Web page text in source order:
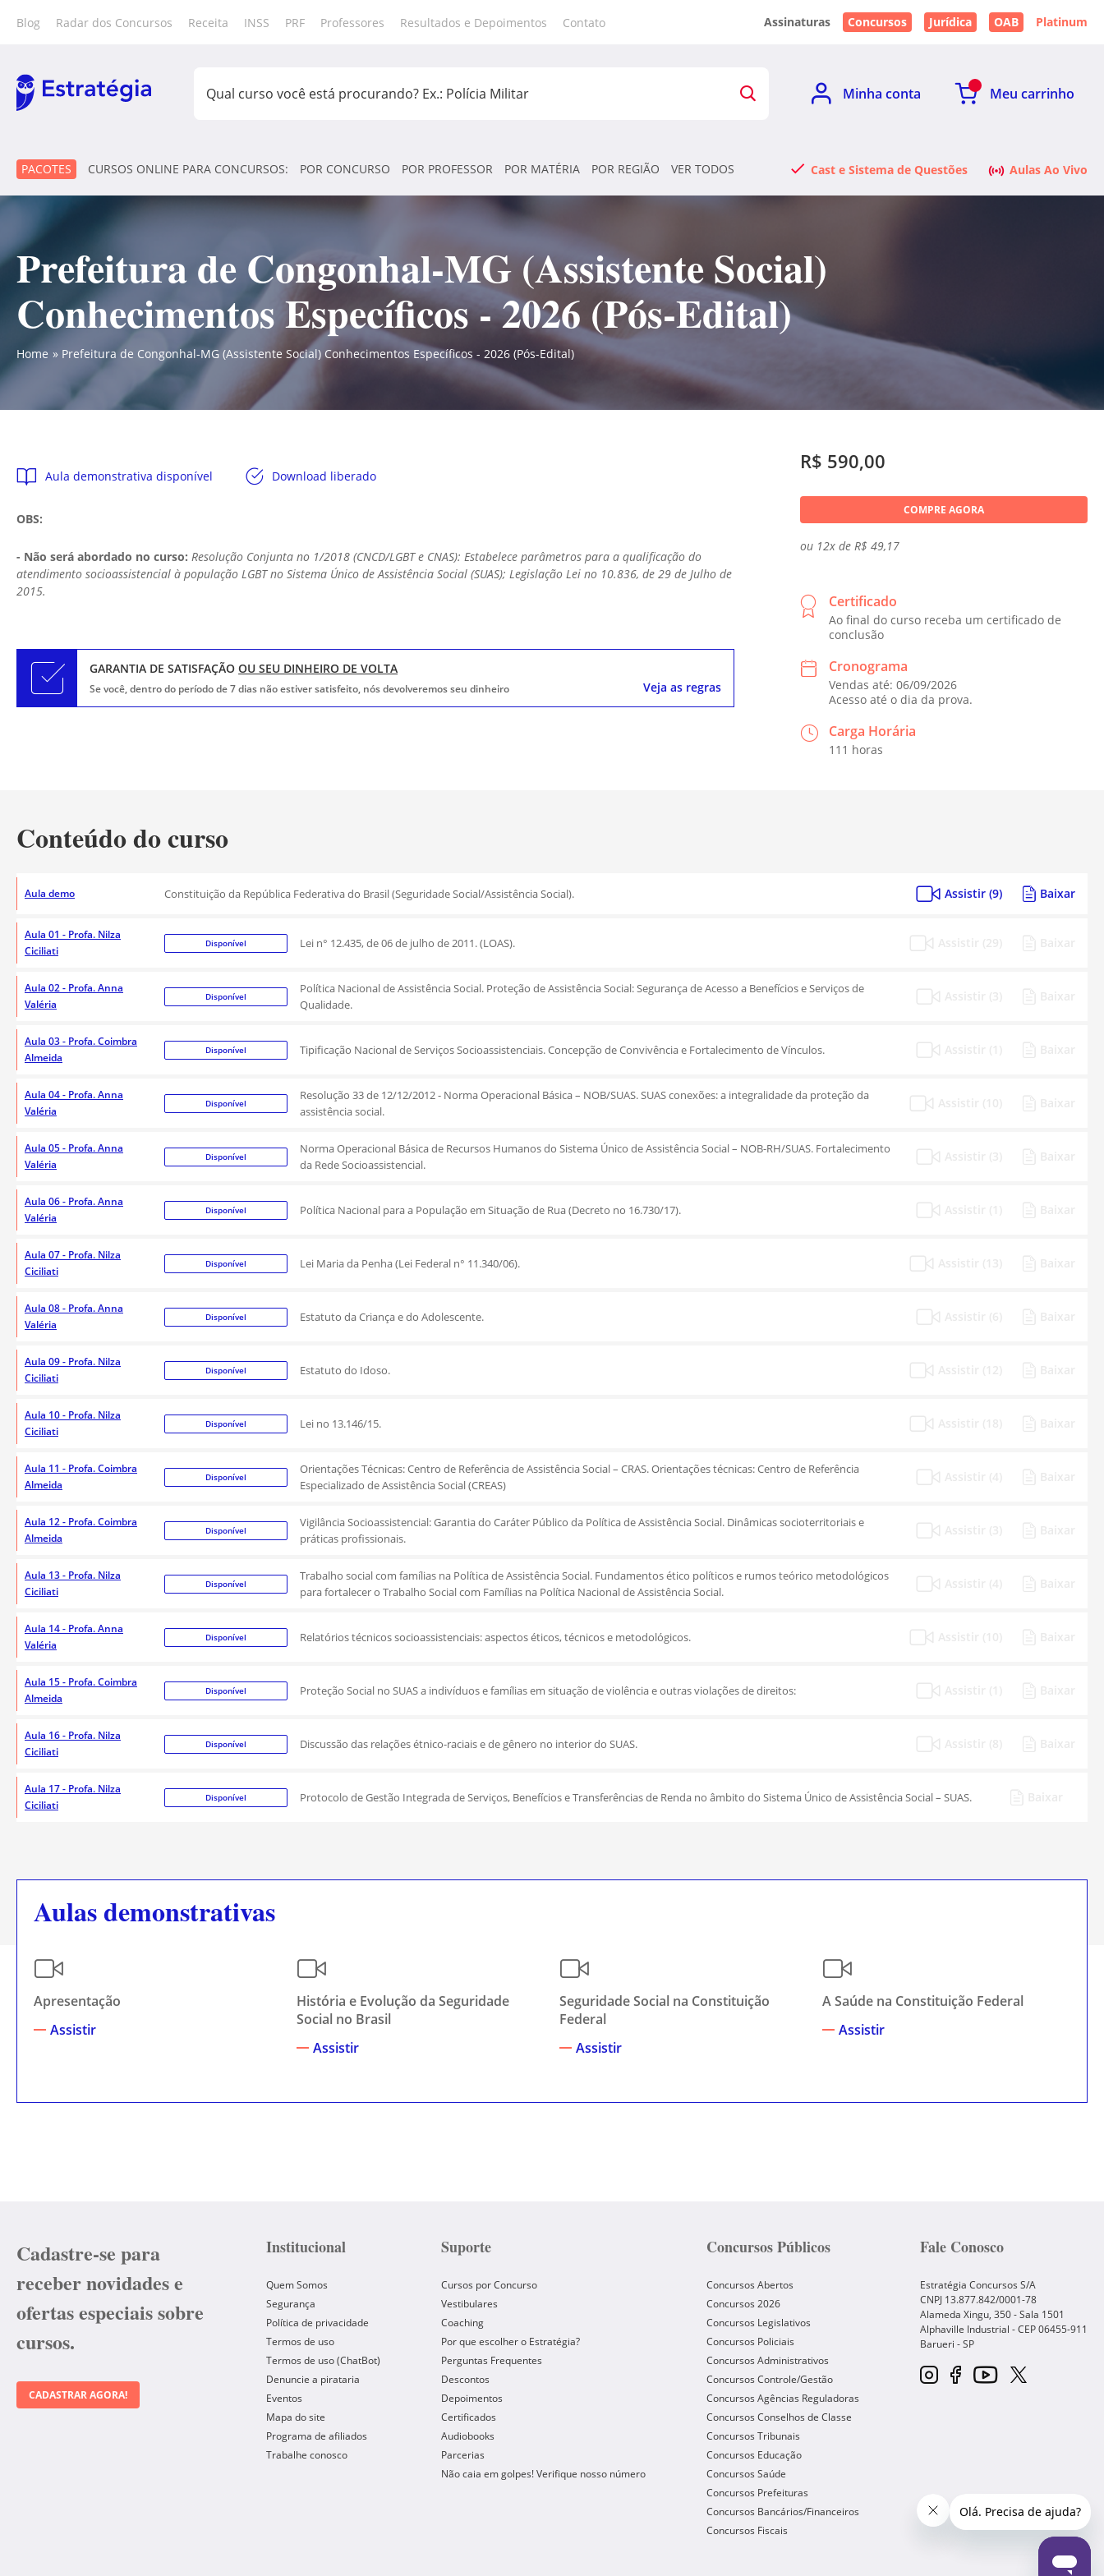
Blog Radar dos Concursos Receita INSS PRF Professores Resultados e Depoimentos Contato Assinaturas Concursos Jurídica OAB Platinum
Minha conta Meu carrinho
PACOTES CURSOS ONLINE PARA CONCURSOS: POR CONCURSO POR PROFESSOR POR MATÉRIA POR REGIÃO VER TODOS Cast e Sistema de Questões Aulas Ao Vivo
Prefeitura de Congonhal-MG (Assistente Social)
Conhecimentos Específicos - 2026 (Pós-Edital)
Home Prefeitura de Congonhal-MG (Assistente Social) Conhecimentos Específicos - 2026 (Pós-Edital)
Aula demonstrativa disponível Download liberado
OBS:
- Não será abordado no curso: Resolução Conjunta no 1/2018 (CNCD/LGBT e CNAS): Estabelece parâmetros para a qualificação do
atendimento socioassistencial à população LGBT no Sistema Único de Assistência Social (SUAS); Legislação Lei no 10.836, de 29 de Julho de
2015.
GARANTIA DE SATISFAÇÃOOU SEU DINHEIRO DE VOLTA
Se você, dentro do período de 7 dias não estiver satisfeito, nós devolveremos seu dinheiro Veja as regras
R$ 590,00
COMPRE AGORA
ou 12x de R$ 49,17
Certificado
Ao final do curso receba um certificado de
conclusão
Cronograma
Vendas até: 06/09/2026
Acesso até o dia da prova.
Carga Horária
111 horas
Conteúdo do curso
Aula demo Constituição da República Federativa do Brasil (Seguridade Social/Assistência Social). Assistir (9) Baixar
Aula 01 - Profa. Nilza
Ciciliati
Disponível Lei n° 12.435, de 06 de julho de 2011. (LOAS).
Aula 02 - Profa. Anna
Valéria
Disponível
Política Nacional de Assistência Social. Proteção de Assistência Social: Segurança de Acesso a Benefícios e Serviços de
Qualidade.
Aula 03 - Profa. Coimbra
Almeida
Disponível Tipificação Nacional de Serviços Socioassistenciais. Concepção de Convivência e Fortalecimento de Vínculos.
Aula 04 - Profa. Anna
Valéria
Disponível
Resolução 33 de 12/12/2012 - Norma Operacional Básica – NOB/SUAS. SUAS conexões: a integralidade da proteção da
assistência social.
Aula 05 - Profa. Anna
Valéria
Disponível
Norma Operacional Básica de Recursos Humanos do Sistema Único de Assistência Social – NOB-RH/SUAS. Fortalecimento
da Rede Socioassistencial.
Aula 06 - Profa. Anna
Valéria
Disponível Política Nacional para a População em Situação de Rua (Decreto no 16.730/17).
Aula 07 - Profa. Nilza
Ciciliati
Disponível Lei Maria da Penha (Lei Federal n° 11.340/06).
Aula 08 - Profa. Anna
Valéria
Disponível Estatuto da Criança e do Adolescente.
Aula 09 - Profa. Nilza
Ciciliati
Disponível Estatuto do Idoso.
Aula 10 - Profa. Nilza
Ciciliati
Disponível Lei no 13.146/15.
Aula 11 - Profa. Coimbra
Almeida
Disponível
Orientações Técnicas: Centro de Referência de Assistência Social – CRAS. Orientações técnicas: Centro de Referência
Especializado de Assistência Social (CREAS)
Aula 12 - Profa. Coimbra
Almeida
Disponível
Vigilância Socioassistencial: Garantia do Caráter Público da Política de Assistência Social. Dinâmicas socioterritoriais e
práticas profissionais.
Aula 13 - Profa. Nilza
Ciciliati
Disponível
Trabalho social com famílias na Política de Assistência Social. Fundamentos ético políticos e rumos teórico metodológicos
para fortalecer o Trabalho Social com Famílias na Política Nacional de Assistência Social.
Aula 14 - Profa. Anna
Valéria
Disponível Relatórios técnicos socioassistenciais: aspectos éticos, técnicos e metodológicos.
Aula 15 - Profa. Coimbra
Almeida
Disponível Proteção Social no SUAS a indivíduos e famílias em situação de violência e outras violações de direitos:
Aula 16 - Profa. Nilza
Ciciliati
Disponível Discussão das relações étnico-raciais e de gênero no interior do SUAS.
Aula 17 - Profa. Nilza
Ciciliati
Disponível Protocolo de Gestão Integrada de Serviços, Benefícios e Transferências de Renda no âmbito do Sistema Único de Assistência Social – SUAS.
Aulas demonstrativas
Apresentação
Assistir
História e Evolução da Seguridade
Social no Brasil
Assistir
Seguridade Social na Constituição
Federal
Assistir
A Saúde na Constituição Federal
Assistir
Cadastre-se para
receber novidades e
ofertas especiais sobre
cursos.
CADASTRAR AGORA!
Institucional
Quem Somos
Segurança
Política de privacidade
Termos de uso
Termos de uso (ChatBot)
Denuncie a pirataria
Eventos
Mapa do site
Programa de afiliados
Trabalhe conosco
Suporte
Cursos por Concurso
Vestibulares
Coaching
Por que escolher o Estratégia?
Perguntas Frequentes
Descontos
Depoimentos
Certificados
Audiobooks
Parcerias
Não caia em golpes! Verifique nosso número
Concursos Públicos
Concursos Abertos
Concursos 2026
Concursos Legislativos
Concursos Policiais
Concursos Administrativos
Concursos Controle/Gestão
Concursos Agências Reguladoras
Concursos Conselhos de Classe
Concursos Tribunais
Concursos Educação
Concursos Saúde
Concursos Prefeituras
Concursos Bancários/Financeiros
Concursos Fiscais
Fale Conosco
Estratégia Concursos S/A
CNPJ 13.877.842/0001-78
Alameda Xingu, 350 - Sala 1501
Alphaville Industrial - CEP06455-911
Barueri -SP